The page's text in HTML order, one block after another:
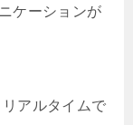
ケーションが
アルタイムで